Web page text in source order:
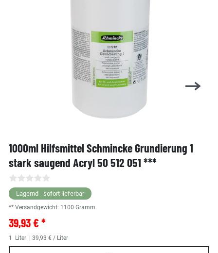
1000ml Hilfsmittel Schmincke Grundierung 1
stark saugend Acryl 50 512 051 ***
Lagernd - sofort lieferbar
** Versandgewicht: 1100 Gramm.
39,93 € *
1 Liter | 39,93 € / Liter